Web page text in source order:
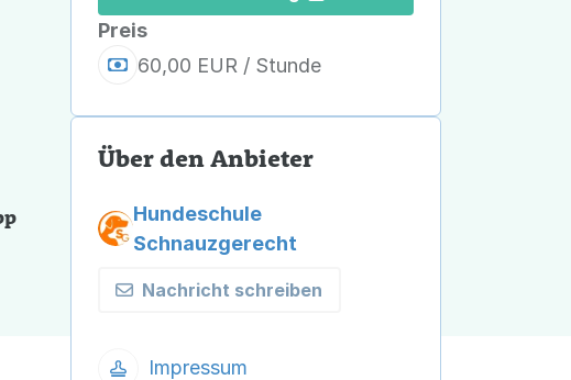
Preis
60,00 EUR / Stunde
Über den Anbieter
Hundeschule
Schnauzgerecht
Nachricht schreiben
Impressum